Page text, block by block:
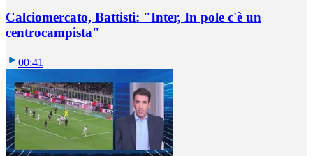
Calciomercato, Battisti: "Inter, In pole c'è un
centrocampista"
00:41